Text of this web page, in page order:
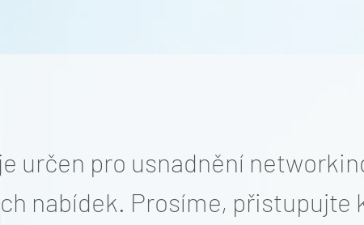
určen pro usnadnění
nabídek. Prosíme, přistupujte